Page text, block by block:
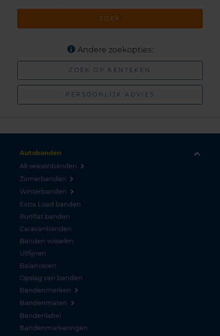
ZOEK
Andere zoekopties:
ZOEK OP KENTEKEN
PERSOONLIJK ADVIES
Autobanden
All-seasonbanden
Zomerbanden
Winterbanden
Extra Load banden
Runflat banden
Caravanbanden
Banden wisselen
Uitlijnen
Balanceren
Opslag van banden
Bandenmerken
Bandenmaten
Bandenlabel
Bandenmarkeringen